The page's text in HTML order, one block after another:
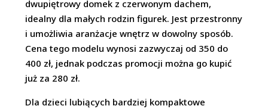
dwupiętrowy domek z czerwonym dachem,
idealny dla małych rodzin figurek. Jest przestronny
i umożliwia aranżacje wnętrz w dowolny sposób.
Cena tego modelu wynosi zazwyczaj od 350 do
400 zł, jednak podczas promocji można go kupić
już za 280 zł.
Dla dzieci lubiących bardziej kompaktowe